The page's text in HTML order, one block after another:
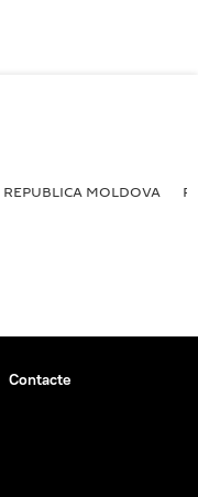
REPUBLICA MOLDOVA
Contacte